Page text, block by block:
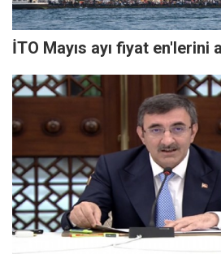
İTO Mayıs ayı fiyat en'lerini